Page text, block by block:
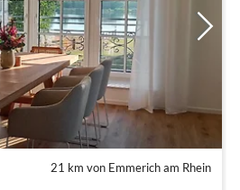
21 km von Emmerich am Rhein